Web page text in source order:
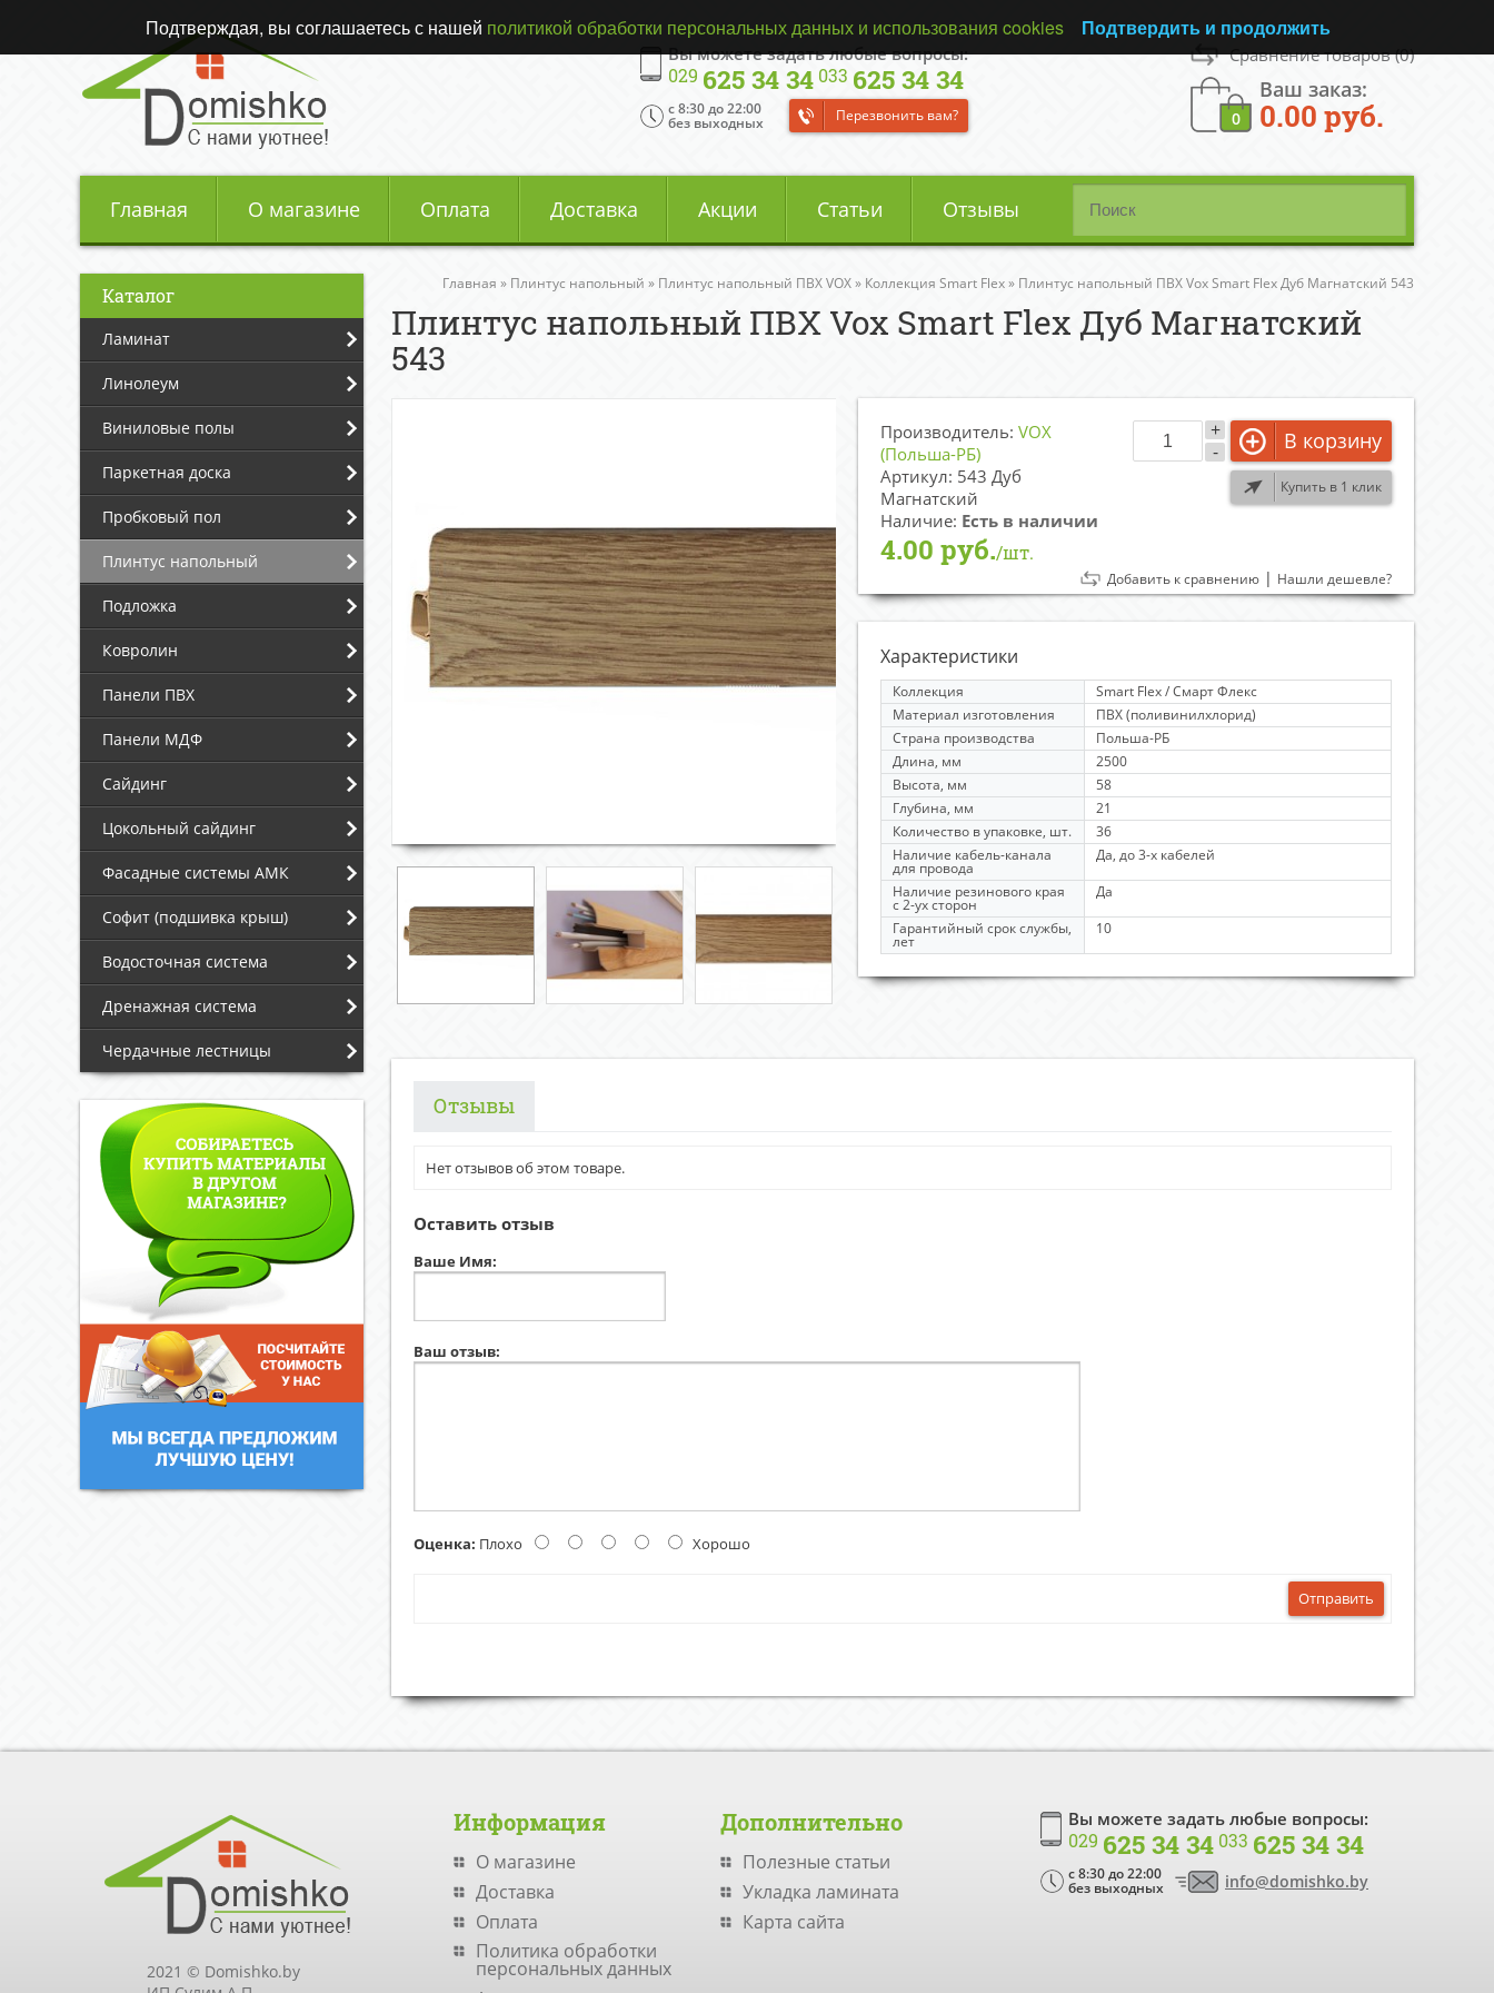
Сравнение товаров(0)
Ваш заказ:
0 0.00 руб.
Вы можете задать любые вопросы:
029 625 34 34 033 625 34 34
Перезвонить вам?
c 8:30 до 22:00
без выходных
Главная О магазине Оплата Доставка Акции Статьи Отзывы
Каталог
Ламинат
Линолеум
Виниловые полы
Паркетная доска
Пробковый пол
Плинтус напольный
Подложка
Ковролин
Панели ПВХ
Панели МДФ
Сайдинг
Цокольный сайдинг
Фасадные системы АМК
Софит (подшивка крыш)
Водосточная система
Дренажная система
Чердачные лестницы
Главная » Плинтус напольный » Плинтус напольный ПВХ VOX» Коллекция Smart Flex» Плинтус напольный ПВХ Vox Smart Flex Дуб Магнатский 543
Плинтус напольный ПВХ Vox Smart Flex Дуб Магнатский
543
Производитель: VOX
(Польша-РБ)
Артикул: 543 Дуб
Магнатский
Наличие: Есть в наличии
4.00 руб./шт.
-
+ В корзину
Купить в 1 клик
Добавить к сравнению | Нашли дешевле?
Характеристики
Коллекция
Smart Flex / Смарт Флекс
Материал изготовления
ПВХ (поливинилхлорид)
Страна производства
Польша-РБ
Длина, мм
2500
Высота, мм
58
Глубина, мм
21
Количество в упаковке, шт.
36
Наличие кабель-канала
для провода
Да, до 3-х кабелей
Наличие резинового края
с 2-ух сторон
Да
Гарантийный срок службы,
лет
10
Отзывы
Нет отзывов об этом товаре.
Оставить отзыв
Ваше Имя:
Ваш отзыв:
Оценка: Плохо Хорошо
Отправить
2021 © Domishko.by
Информация
О магазине
Доставка
Оплата
Политика обработки
персональных данных
Дополнительно
Полезные статьи
Укладка ламината
Карта сайта
Вы можете задать любые вопросы:
029 625 34 34 033 625 34 34
c 8:30 до 22:00
без выходных info@domishko.by
Подтверждая, вы соглашаетесь с нашей политикой обработки персональных данных и использования cookies Подтвердить и продолжить